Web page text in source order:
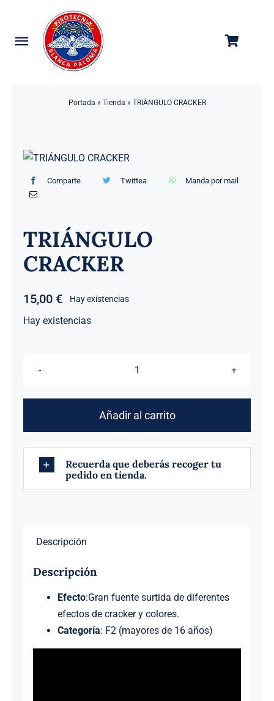
contenido
Toggle
Navigation
Empresa
Contacto
Portada » Tienda » TRIÁNGULO CRACKER
Comparte Twittea Manda por mail
TRIÁNGULO
CRACKER
15,00 € Hay existencias
Hay existencias
TRIÁNGULO
cantidad
Añadir al carrito
Recuerda que deberás recoger tu
pedido en tienda.
Descripción
Descripción
Efecto:Gran fuente surtida de diferentes
efectos de cracker y colores.
Categoría: F2 (mayores de 16 años)